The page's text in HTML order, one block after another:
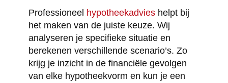
Professioneel hypotheekadvieshelpt bij
het maken van de juiste keuze. Wij
analyseren je specifieke situatie en
berekenen verschillende scenario’s. Zo
krijg je inzicht in de financiële gevolgen
van elke hypotheekvorm en kun je een